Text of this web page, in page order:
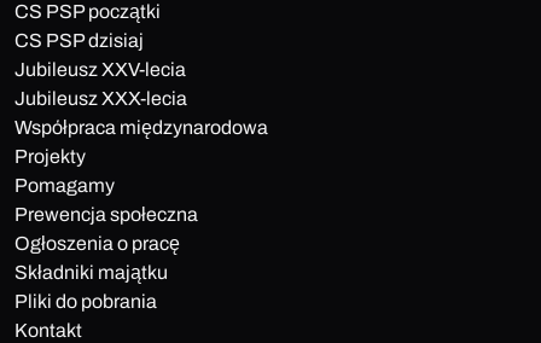
CS PSP początki
CS PSP dzisiaj
Jubileusz XXV-lecia
Jubileusz XXX-lecia
Współpraca międzynarodowa
Projekty
Pomagamy
Prewencja społeczna
Ogłoszenia o pracę
Składniki majątku
Pliki do pobrania
Kontakt